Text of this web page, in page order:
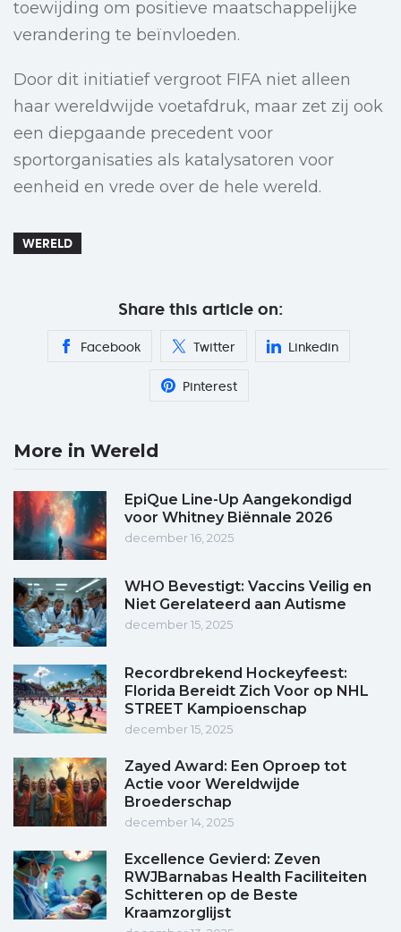
toewijding om positieve maatschappelijke
verandering te beïnvloeden.
Door dit initiatief vergroot FIFA niet alleen
haar wereldwijde voetafdruk, maar zet zij ook
een diepgaande precedent voor
sportorganisaties als katalysatoren voor
eenheid en vrede over de hele wereld.
WERELD
Share this article on:
Facebook Twitter Linkedin
Pinterest
More in Wereld
EpiQue Line-Up Aangekondigd
voor Whitney Biënnale 2026
december 16, 2025
WHO Bevestigt: Vaccins Veilig en
Niet Gerelateerd aan Autisme
december 15, 2025
Recordbrekend Hockeyfeest:
Florida Bereidt Zich Voor op NHL
STREET Kampioenschap
december 15, 2025
Zayed Award: Een Oproep tot
Actie voor Wereldwijde
Broederschap
december 14, 2025
Excellence Gevierd: Zeven
RWJBarnabas Health Faciliteiten
Schitteren op de Beste
Kraamzorglijst